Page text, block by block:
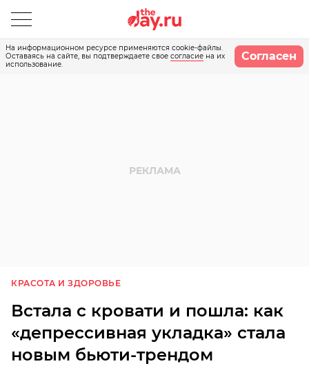
На информационном ресурсе применяются cookie-файлы.
Оставаясь на сайте, вы подтверждаете свое согласие на их
использование.
Согласен
КРАСОТА И ЗДОРОВЬЕ
Встала с кровати и пошла: как
«депрессивная укладка» стала
новым бьюти-трендом